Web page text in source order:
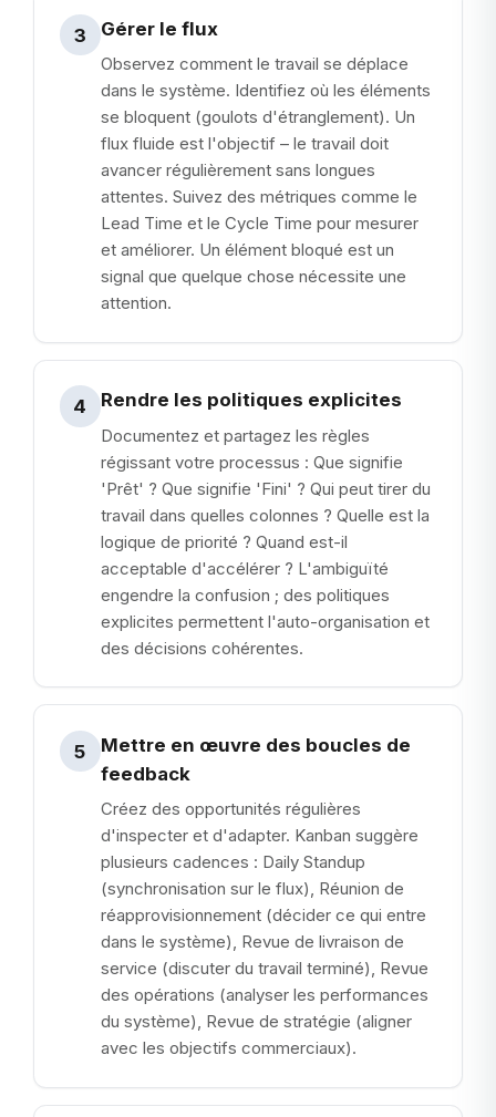
3 Gérer le flux
Observez comment le travail se déplace
dans le système. Identifiez où les éléments
se bloquent (goulots d'étranglement). Un
flux fluide est l'objectif – le travail doit
avancer régulièrement sans longues
attentes. Suivez des métriques comme le
Lead Time et le Cycle Time pour mesurer
et améliorer. Un élément bloqué est un
signal que quelque chose nécessite une
attention.
4 Rendre les politiques explicites
Documentez et partagez les règles
régissant votre processus : Que signifie
'Prêt' ? Que signifie 'Fini' ? Qui peut tirer du
travail dans quelles colonnes ? Quelle est la
logique de priorité ? Quand est-il
acceptable d'accélérer ? L'ambiguïté
engendre la confusion ; des politiques
explicites permettent l'auto-organisation et
des décisions cohérentes.
5
Mettre en œuvre des boucles de
feedback
Créez des opportunités régulières
d'inspecter et d'adapter. Kanban suggère
plusieurs cadences : Daily Standup
(synchronisation sur le flux), Réunion de
réapprovisionnement (décider ce qui entre
dans le système), Revue de livraison de
service (discuter du travail terminé), Revue
des opérations (analyser les performances
du système), Revue de stratégie (aligner
avec les objectifs commerciaux).